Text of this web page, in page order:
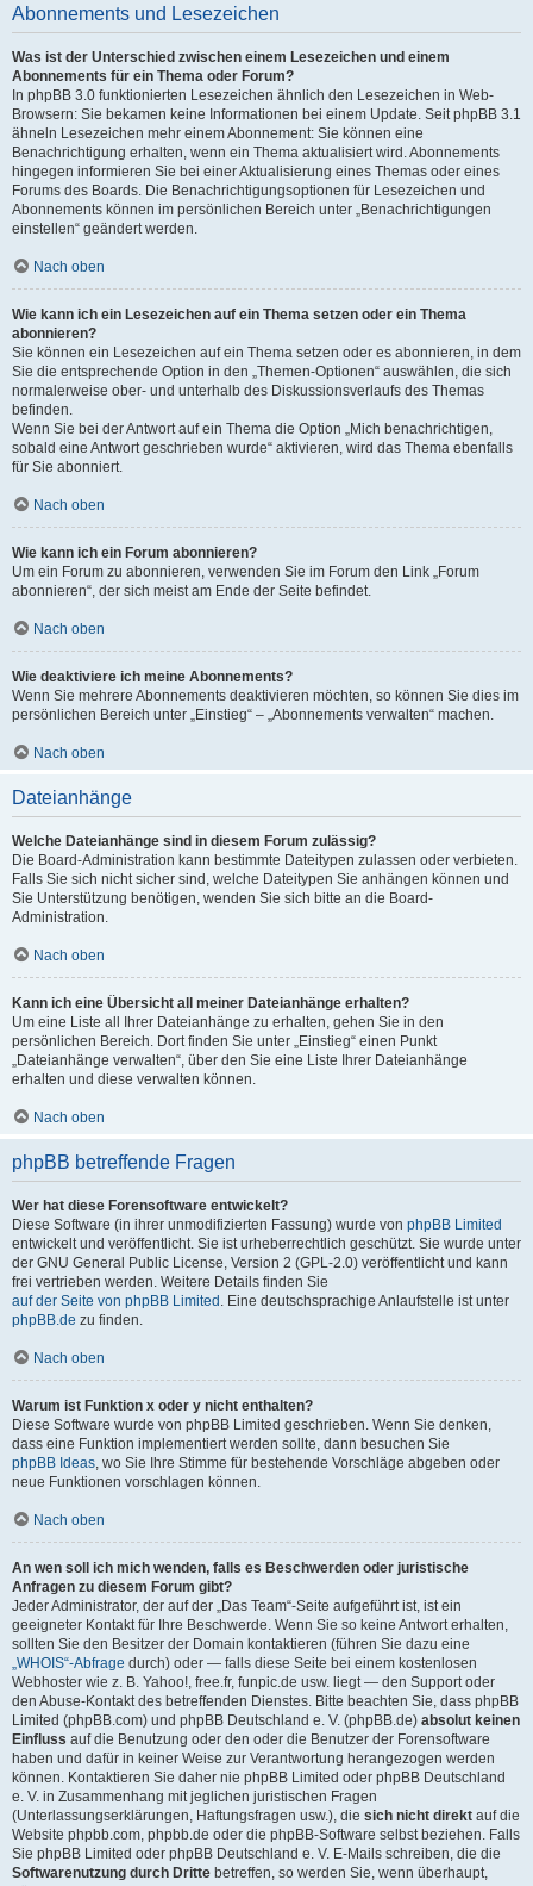
Abonnements und Lesezeichen
Was ist der Unterschied zwischen einem Lesezeichen und einem
Abonnements für ein Thema oder Forum?
In phpBB 3.0 funktionierten Lesezeichen ähnlich den Lesezeichen in Web-
Browsern: Sie bekamen keine Informationen bei einem Update. Seit phpBB 3.1
ähneln Lesezeichen mehr einem Abonnement: Sie können eine
Benachrichtigung erhalten, wenn ein Thema aktualisiert wird. Abonnements
hingegen informieren Sie bei einer Aktualisierung eines Themas oder eines
Forums des Boards. Die Benachrichtigungsoptionen für Lesezeichen und
Abonnements können im persönlichen Bereich unter „Benachrichtigungen
einstellen“ geändert werden.
Nach oben
Wie kann ich ein Lesezeichen auf ein Thema setzen oder ein Thema
abonnieren?
Sie können ein Lesezeichen auf ein Thema setzen oder es abonnieren, in dem
Sie die entsprechende Option in den „Themen-Optionen“ auswählen, die sich
normalerweise ober- und unterhalb des Diskussionsverlaufs des Themas
befinden.
Wenn Sie bei der Antwort auf ein Thema die Option „Mich benachrichtigen,
sobald eine Antwort geschrieben wurde“ aktivieren, wird das Thema ebenfalls
für Sie abonniert.
Nach oben
Wie kann ich ein Forum abonnieren?
Um ein Forum zu abonnieren, verwenden Sie im Forum den Link „Forum
abonnieren“, der sich meist am Ende der Seite befindet.
Nach oben
Wie deaktiviere ich meine Abonnements?
Wenn Sie mehrere Abonnements deaktivieren möchten, so können Sie dies im
persönlichen Bereich unter „Einstieg“ – „Abonnements verwalten“ machen.
Nach oben
Dateianhänge
Welche Dateianhänge sind in diesem Forum zulässig?
Die Board-Administration kann bestimmte Dateitypen zulassen oder verbieten.
Falls Sie sich nicht sicher sind, welche Dateitypen Sie anhängen können und
Sie Unterstützung benötigen, wenden Sie sich bitte an die Board-
Administration.
Nach oben
Kann ich eine Übersicht all meiner Dateianhänge erhalten?
Um eine Liste all Ihrer Dateianhänge zu erhalten, gehen Sie in den
persönlichen Bereich. Dort finden Sie unter „Einstieg“ einen Punkt
„Dateianhänge verwalten“, über den Sie eine Liste Ihrer Dateianhänge
erhalten und diese verwalten können.
Nach oben
phpBB betreffende Fragen
Wer hat diese Forensoftware entwickelt?
Diese Software (in ihrer unmodifizierten Fassung) wurde von phpBB Limited
entwickelt und veröffentlicht. Sie ist urheberrechtlich geschützt. Sie wurde unter
der GNU General Public License, Version 2 (GPL-2.0) veröffentlicht und kann
frei vertrieben werden. Weitere Details finden Sie
auf der Seite von phpBB Limited . Eine deutschsprachige Anlaufstelle ist unter
phpBB.de zu finden.
Nach oben
Warum ist Funktion x oder y nicht enthalten?
Diese Software wurde von phpBB Limited geschrieben. Wenn Sie denken,
dass eine Funktion implementiert werden sollte, dann besuchen Sie
phpBB Ideas, wo Sie Ihre Stimme für bestehende Vorschläge abgeben oder
neue Funktionen vorschlagen können.
Nach oben
An wen soll ich mich wenden, falls es Beschwerden oder juristische
Anfragen zu diesem Forum gibt?
Jeder Administrator, der auf der „Das Team“-Seite aufgeführt ist, ist ein
geeigneter Kontakt für Ihre Beschwerde. Wenn Sie so keine Antwort erhalten,
sollten Sie den Besitzer der Domain kontaktieren (führen Sie dazu eine
„WHOIS“-Abfrage durch) oder — falls diese Seite bei einem kostenlosen
Webhoster wie z. B. Yahoo!, free.fr, funpic.de usw. liegt — den Support oder
den Abuse-Kontakt des betreffenden Dienstes. Bitte beachten Sie, dass phpBB
Limited (phpBB.com) und phpBB Deutschland e. V. (phpBB.de) absolut keinen
Einfluss auf die Benutzung oder den oder die Benutzer der Forensoftware
haben und dafür in keiner Weise zur Verantwortung herangezogen werden
können. Kontaktieren Sie daher nie phpBB Limited oder phpBB Deutschland
e. V. in Zusammenhang mit jeglichen juristischen Fragen
(Unterlassungserklärungen, Haftungsfragen usw.), die sich nicht direkt auf die
Website phpbb.com, phpbb.de oder die phpBB-Software selbst beziehen. Falls
Sie phpBB Limited oder phpBB Deutschland e. V. E-Mails schreiben, die die
Softwarenutzung durch Dritte betreffen, so werden Sie, wenn überhaupt,